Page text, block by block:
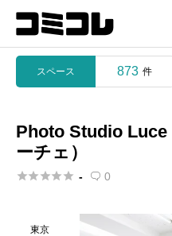
スペース 873 件
Photo Studio
ーチェ）
 -  0
東京